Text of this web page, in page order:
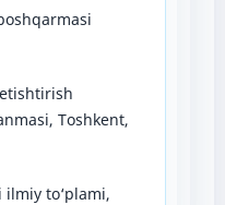
Toshkent,
to‘plami,